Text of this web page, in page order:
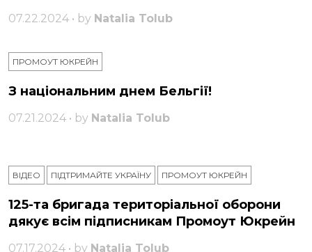
07.22.2024 • by Natalia Tolub
ПРОМОУТ ЮКРЕЙН
З національним днем ​​Бельгії!
07.21.2024 • by Natalia Tolub
ВІДЕО ПІДТРИМАЙТЕ УКРАЇНУ ПРОМОУТ ЮКРЕЙН
125-та бригада територіальної оборони
дякує всім підписникам Промоут Юкрейн
07.17.2024 • by Natalia Tolub